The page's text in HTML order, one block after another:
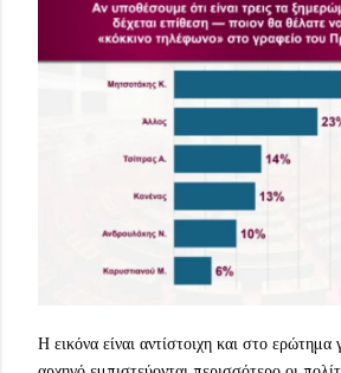
Η εικόνα είναι αντίστοιχη και στο ερώτημα